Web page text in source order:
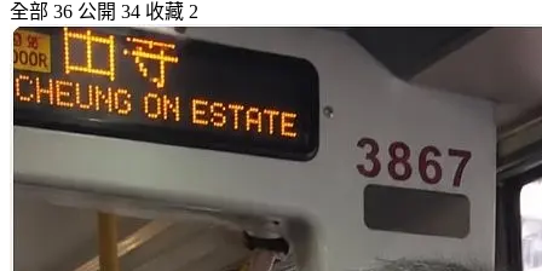
全部 36 公開 34 收藏 2